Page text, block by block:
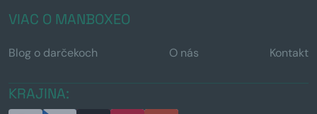
VIAC O MANBOXEO
Blog o darčekoch O nás Kontakt
KRAJINA: